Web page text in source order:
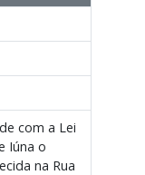
com a Lei
Iúna o
na Rua